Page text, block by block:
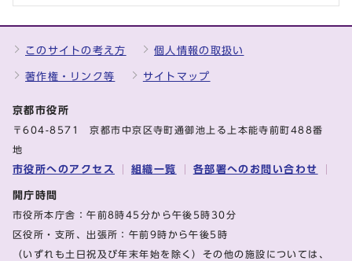
このサイトの考え方 個人情報の取扱い
著作権・リンク等 サイトマップ
京都市役所
〒604-8571 京都市中京区寺町通御池上る上本能寺前町488番
地
市役所へのアクセス 組織一覧 各部署へのお問い合わせ
開庁時間
市役所本庁舎：午前8時45分から午後5時30分
区役所・支所、出張所：午前9時から午後5時
（いずれも土日祝及び年末年始を除く）その他の施設については、